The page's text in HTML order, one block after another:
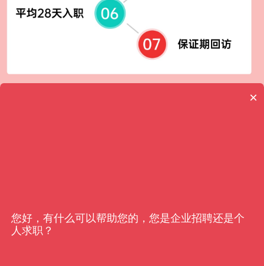
×
您好，有什么可以帮助您的，您是企业招聘还是个
人求职？